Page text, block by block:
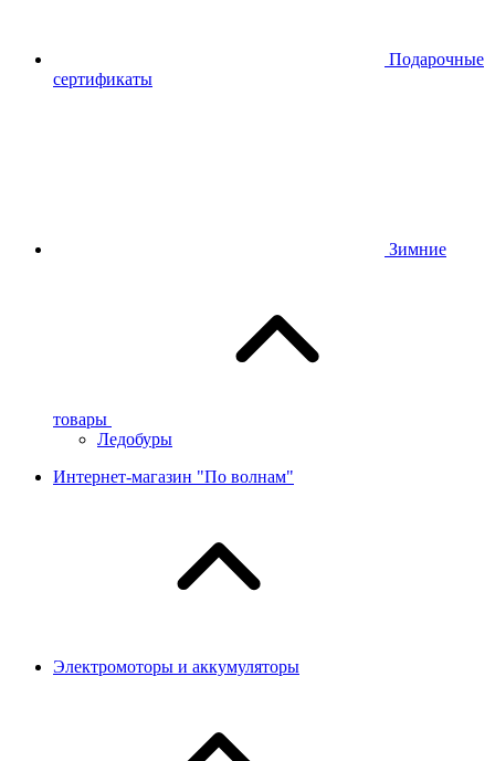
Подарочные
сертификаты
Зимние
товары
Ледобуры
Интернет-магазин "По волнам"
Электромоторы и аккумуляторы